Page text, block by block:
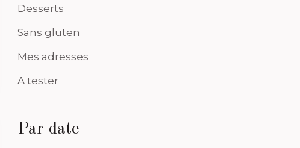
Desserts
Sans gluten
Mes adresses
A tester
Par date